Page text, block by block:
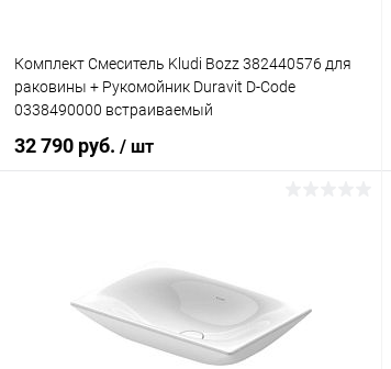
Комплект Смеситель Kludi Bozz 382440576 для
раковины + Рукомойник Duravit D-Code
0338490000 встраиваемый
32 790 руб. / шт
К сравнению
В избранное Недоступно